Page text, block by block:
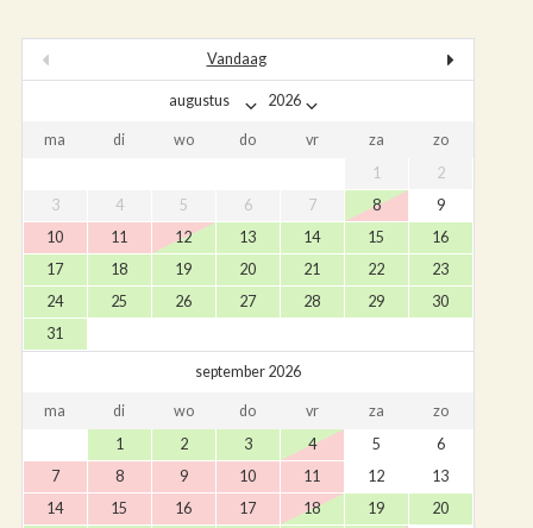
Vandaag
ma di wo do vr za
zo
1
2
3
4 5 6 7 8
9
10
11 12 13 14 15
16
17
18 19 20 21 22
23
24
25 26 27 28 29
30
31
september 2026
ma di wo do vr za
zo
1
2 3 4 5
6
7
8 9 10 11 12
13
14
15 16 17 18 19
20